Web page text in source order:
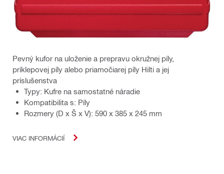
Pevný kufor na uloženie a prepravu okružnej píly,
príklepovej píly alebo priamočiarej píly Hilti a jej
príslušenstva
Typy: Kufre na samostatné náradie
Kompatibilita s: Píly
Rozmery (D x Š x V): 590 x 385 x 245 mm
VIAC INFORMÁCIÍ